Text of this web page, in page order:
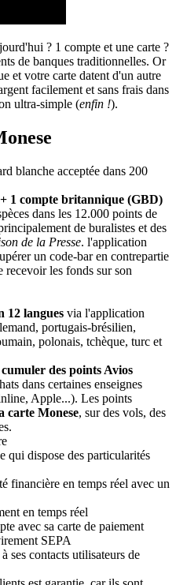
? 1 compte et une carte ?
de banques traditionnelles. Or
et votre carte datent d'un autre
facilement et sans frais dans
ultra-simple (enfin !).
blanche acceptée dans 200
1 compte britannique (GBD)
dans les 12.000 points de
de buralistes et des
de la Presse. l'application
un code-bar en contrepartie
recevoir les fonds sur son
12 langues via l'application
portugais-brésilien,
polonais, tchèque, turc et
cumuler des points Avios
dans certaines enseignes
Apple...). Les points
carte Monese, sur des vols, des
qui dispose des particularités
financière en temps réel avec un
en temps réel
avec sa carte de paiement
SEPA
ses contacts utilisateurs de